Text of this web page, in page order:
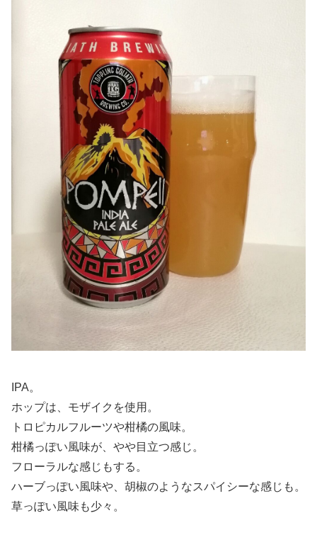
IPA。
ホップは、モザイクを使用。
トロピカルフルーツや柑橘の風味。
柑橘っぽい風味が、やや目立つ感じ。
フローラルな感じもする。
ハーブっぽい風味や、胡椒のようなスパイシーな感じも。
草っぽい風味も少々。